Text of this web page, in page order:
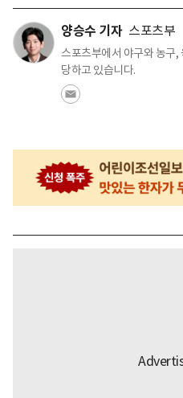
양승수 기자 스포츠부
스포츠부에서 야구와 농구,
당하고 있습니다.